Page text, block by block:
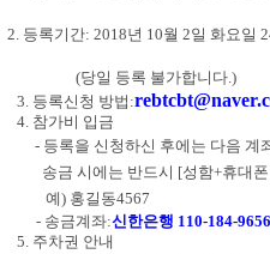
2. 등록기간: 2018년 10월 2일 화요일
​(당일 등록 불가합니다 .)
3. 등록신청 방법 :
4. 참가비 입금
- 등록을 신청하신 후에는 다음 계
송금 시에는 반드시 [성함+휴대
예) 홍길동4567
- 송금계좌:신한은행 110-184-
5. 주차권 안내